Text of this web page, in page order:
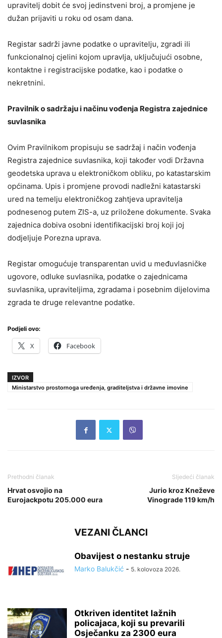
upravitelj dobit će svoj jedinstveni broj, a promjene je
dužan prijaviti u roku od osam dana.
Registar sadrži javne podatke o upravitelju, zgradi ili
funkcionalnoj cjelini kojom upravlja, uključujući osobne,
kontaktne i registracijske podatke, kao i podatke o
nekretnini.
Pravilnik o sadržaju i načinu vođenja Registra zajednice
suvlasnika
Ovim Pravilnikom propisuju se sadržaj i način vođenja
Registra zajednice suvlasnika, koji također vodi Državna
geodetska uprava u elektroničkom obliku, po katastarskim
općinama. Upis i promjene provodi nadležni katastarski
ured na temelju elektroničkog zahtjeva upravitelja
podnesenog putem ZIS-a, uz priložene dokumente. Svaka
zajednica dobiva osobni identifikacijski broj koji joj
dodjeljuje Porezna uprava.
Registar omogućuje transparentan uvid u međuvlasničke
ugovore, odluke suvlasnika, podatke o zajednicama
suvlasnika, upraviteljima, zgradama i posebnim dijelovima
zgrada te druge relevantne podatke.
Podjeli ovo:
X Facebook
IZVOR
Ministarstvo prostornoga uređenja, graditeljstva i državne imovine
Prethodni članak
Hrvat osvojio na
Eurojackpotu 205.000 eura
Sljedeći članak
Jurio kroz Kneževe
Vinograde 119 km/h
VEZANI ČLANCI
Obavijest o nestanku struje
Marko Balukčić - 5. kolovoza 2026.
Otkriven identitet lažnih
policajaca, koji su prevarili
Osječanku za 2300 eura